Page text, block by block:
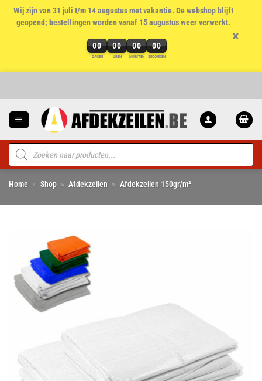
Wij zijn van 31 juli t/m 14 augustus met vakantie. De webshop blijft
geopend; bestellingen worden vanaf 15 augustus weer verwerkt.
00
DAGEN
00
UREN
00
MINUTEN
00
SECONDEN
×
Producten
zoeken
Home » Shop » Afdekzeilen » Afdekzeilen 150gr/m²